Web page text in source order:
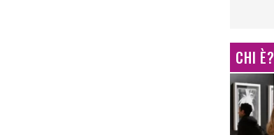
CHI È?